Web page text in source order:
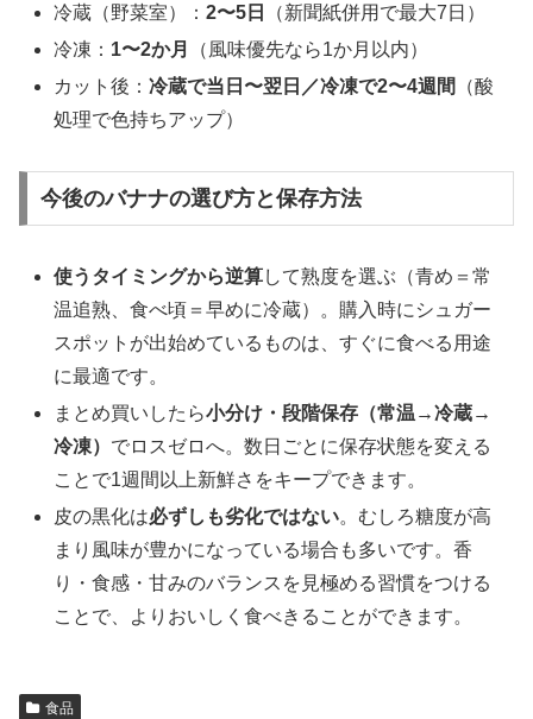
冷蔵（野菜室）：2〜5日
（新聞紙併用で最大7日）
冷凍： 1〜2か月
（風味優先なら1か月以内）
カット後：冷蔵で当日〜翌日／冷凍で2〜4週間
（酸
処理で色持ちアップ）
今後のバナナの選び方と保存方法
使うタイミングから逆算して熟度を選ぶ（青め＝常
温追熟、食べ頃＝早めに冷蔵）。購入時にシュガー
スポットが出始めているものは、すぐに食べる用途
に最適です。
まとめ買いしたら小分け・段階保存（常温→冷蔵→
冷凍） でロスゼロへ。数日ごとに保存状態を変える
ことで1週間以上新鮮さをキープできます。
皮の黒化は必ずしも劣化ではない。むしろ糖度が高
まり風味が豊かになっている場合も多いです。香
り・食感・甘みのバランスを見極める習慣をつける
ことで、よりおいしく食べきることができます。
食品